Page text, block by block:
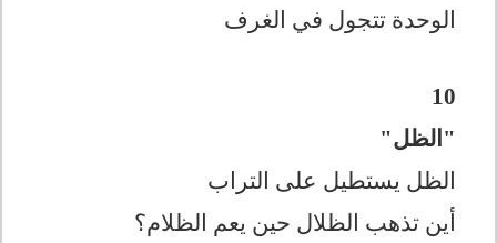
الوحدة تتجول في الغرف
10
"الظل"
الظل يستطيل على التراب
أين تذهب الظلال حين يعم الظلام؟